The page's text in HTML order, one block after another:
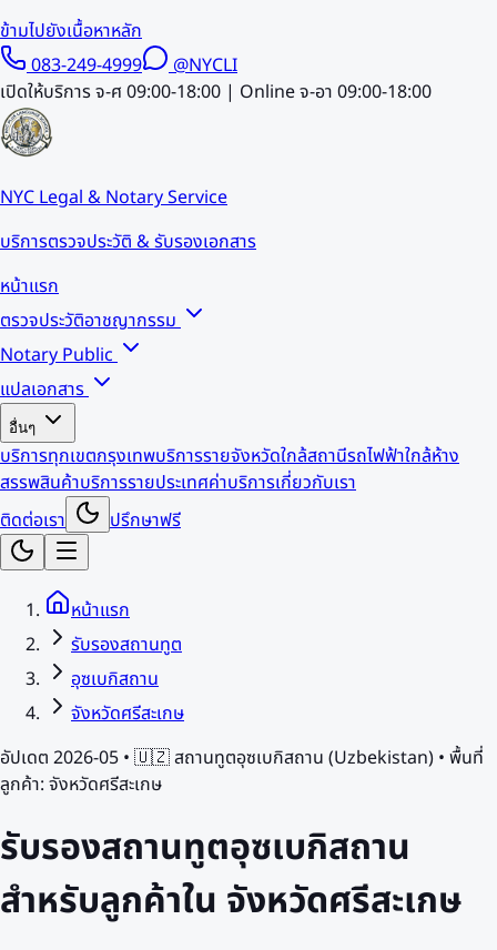
ข้ามไปยังเนื้อหาหลัก
083-249-4999
@NYCLI
เปิดให้บริการ จ-ศ 09:00-18:00 | Online จ-อา 09:00-18:00
NYC Legal & Notary Service
บริการตรวจประวัติ & รับรองเอกสาร
หน้าแรก
ตรวจประวัติอาชญากรรม
Notary Public
แปลเอกสาร
อื่นๆ
บริการทุกเขตกรุงเทพบริการรายจังหวัดใกล้สถานีรถไฟฟ้าใกล้ห้าง
สรรพสินค้าบริการรายประเทศค่าบริการเกี่ยวกับเรา
ติดต่อเรา
ปรึกษาฟรี
หน้าแรก
รับรองสถานทูต
อุซเบกิสถาน
จังหวัดศรีสะเกษ
อัปเดต 2026-05 • 🇺🇿สถานทูตอุซเบกิสถาน (Uzbekistan) • พื้นที่
ลูกค้า: จังหวัดศรีสะเกษ
รับรองสถานทูตอุซเบกิสถาน
สำหรับลูกค้าใน จังหวัดศรีสะเกษ